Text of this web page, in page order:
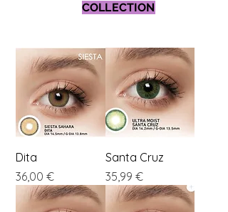
COLLECTION
Dita
Preis
36,00 €
Santa Cruz
Preis
35,99 €